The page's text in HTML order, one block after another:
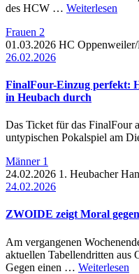
des HCW … Weiterlesen
Frauen 2
01.03.2026 HC
26.02.2026
FinalFour-Einzug perfekt:
in Heubach durch
Das Ticket für das FinalFour
untypischen Pokalspiel am
Männer 1
24.02.2026 1. Heubacher
24.02.2026
ZWOIDE zeigt Moral
Am vergangenen
aktuellen Tabellendritten aus
Gegen einen … Weiterlesen